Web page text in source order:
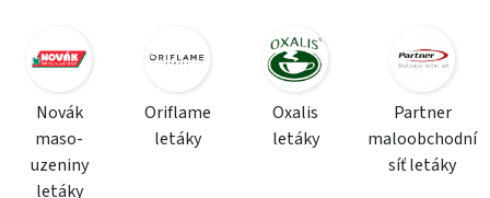
Novák
maso-
uzeniny
letáky
Oriflame
letáky
Oxalis
letáky
Partner
maloobchodní
síť letáky